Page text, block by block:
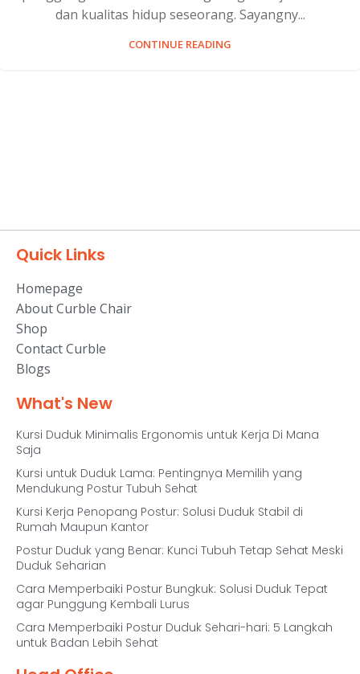
dan kualitas hidup seseorang. Sayangny...
CONTINUE READING
Quick Links
Homepage
About Curble Chair
Shop
Contact Curble
Blogs
What's New
Kursi Duduk Minimalis Ergonomis untuk Kerja Di Mana
Saja
Kursi untuk Duduk Lama: Pentingnya Memilih yang
Mendukung Postur Tubuh Sehat
Kursi Kerja Penopang Postur: Solusi Duduk Stabil di
Rumah Maupun Kantor
Postur Duduk yang Benar: Kunci Tubuh Tetap Sehat Meski
Duduk Seharian
Cara Memperbaiki Postur Bungkuk: Solusi Duduk Tepat
agar Punggung Kembali Lurus
Cara Memperbaiki Postur Duduk Sehari-hari: 5 Langkah
untuk Badan Lebih Sehat